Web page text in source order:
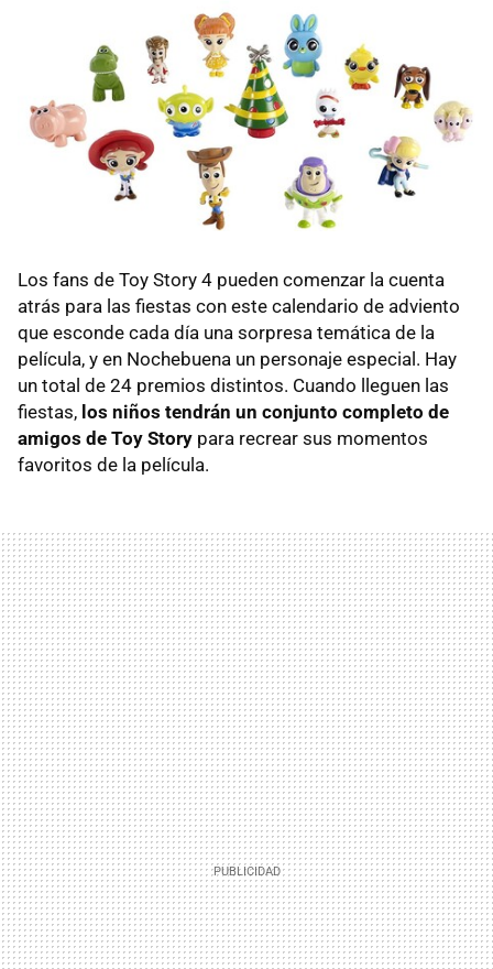
Los fans de Toy Story 4 pueden comenzar la cuenta
atrás para las fiestas con este calendario de adviento
que esconde cada día una sorpresa temática de la
película, y en Nochebuena un personaje especial. Hay
un total de 24 premios distintos. Cuando lleguen las
fiestas, los niños tendrán un conjunto completo de
amigos de Toy Story para recrear sus momentos
favoritos de la película.